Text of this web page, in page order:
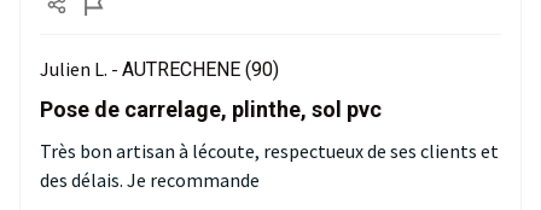
Julien L. - AUTRECHENE (90)
Pose de carrelage, plinthe, sol pvc
Très bon artisan à lécoute, respectueux de ses clients et
des délais. Je recommande